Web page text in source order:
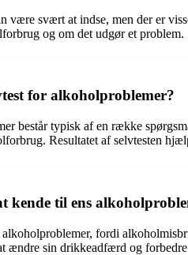
være svært at indse, men der er
og om det udgør et problem.
for alkoholproblemer?
består typisk af en række
Resultatet af selvtesten
kende til ens
fordi
ændre sin drikkeadfærd og